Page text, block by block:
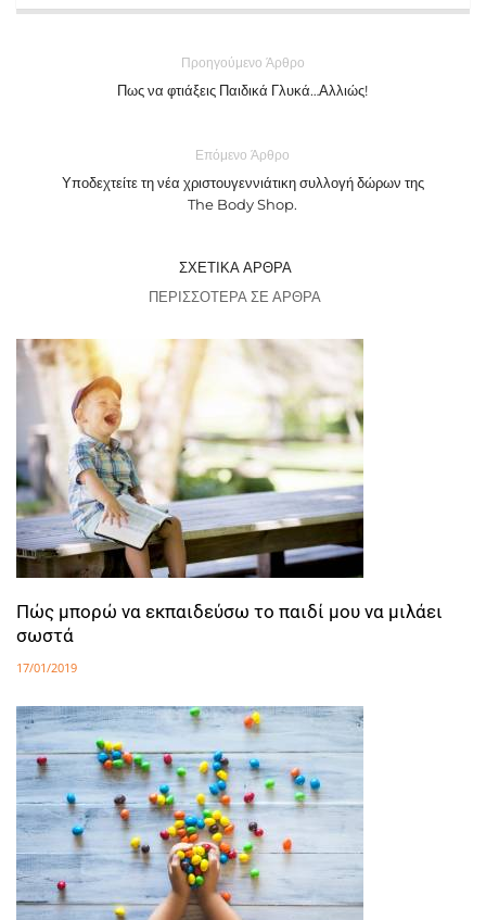
Προηγούμενο Άρθρο
Πως να φτιάξεις Παιδικά Γλυκά…Αλλιώς!
Επόμενο Άρθρο
Υποδεχτείτε τη νέα χριστουγεννιάτικη συλλογή δώρων της
The Body Shop.
ΣΧΕΤΙΚΆ ΆΡΘΡΑ
ΠΕΡΙΣΣΌΤΕΡΑ ΣΕ ΆΡΘΡΑ
Πώς μπορώ να εκπαιδεύσω το παιδί μου να μιλάει
σωστά
17/01/2019